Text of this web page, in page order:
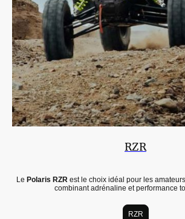
RZR
Le Polaris RZR est le choix idéal pour les
combinant adrénaline et performance
RZR